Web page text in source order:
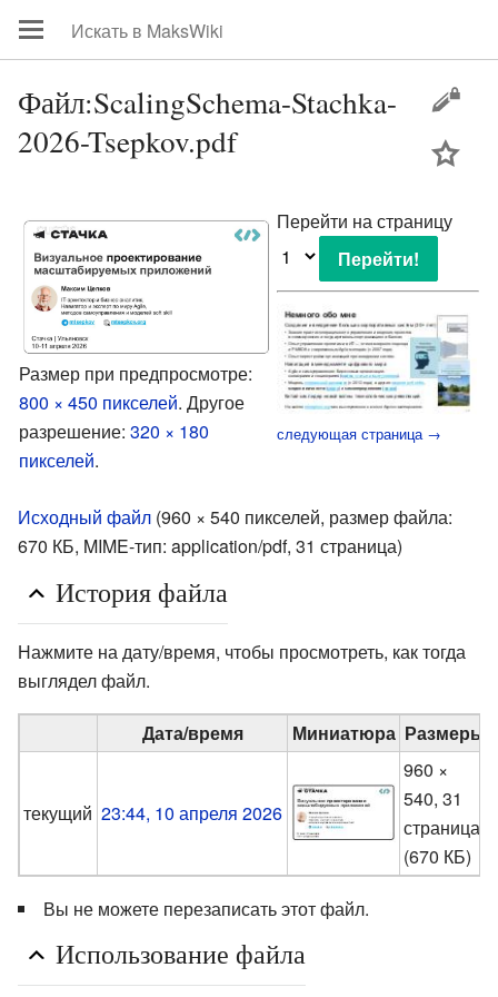
Файл:ScalingSchema-Stachka-
2026-Tsepkov.pdf
Размер при предпросмотре:
800 × 450 пикселей. Другое
разрешение: 320 × 180
пикселей.
Перейти на страницу
следующая страница →
Исходный файл (960 × 540 пикселей, размер файла:
670 КБ, MIME-тип: application/pdf, 31 страница)
История файла
Нажмите на дату/время, чтобы просмотреть, как тогда
выглядел файл.
Дата/время Миниатюра Размеры
текущий 23:44, 10 апреля 2026
960 ×
540, 31
страница
(670 КБ)
Вы не можете перезаписать этот файл.
Использование файла